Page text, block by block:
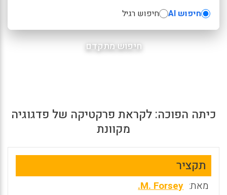
חיפוש AI חיפוש רגיל
חיפוש מתקדם
כיתה הפוכה: לקראת פרקטיקה של פדגוגיה
מקוונת
תקציר
מאת: M. Forsey.